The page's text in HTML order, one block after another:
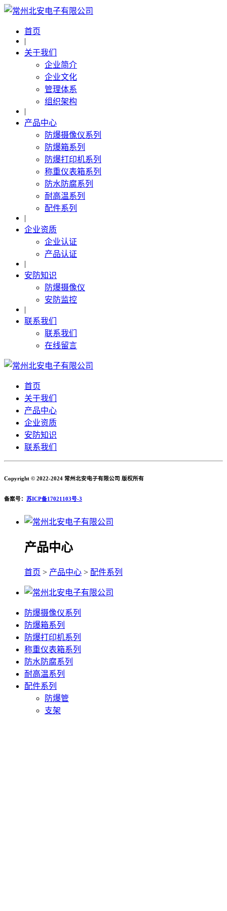
首页
|
关于我们
企业简介
企业文化
管理体系
组织架构
|
产品中心
防爆摄像仪系列
防爆箱系列
防爆打印机系列
称重仪表箱系列
防水防腐系列
耐高温系列
配件系列
|
企业资质
企业认证
产品认证
|
安防知识
防爆摄像仪
安防监控
|
联系我们
联系我们
在线留言
首页
关于我们
产品中心
企业资质
安防知识
联系我们
Copyright © 2022-2024 常州北安电子有限公司 版权所有
备案号： 苏ICP备17021103号-3
产品中心
首页 > 产品中心 > 配件系列
防爆摄像仪系列
防爆箱系列
防爆打印机系列
称重仪表箱系列
防水防腐系列
耐高温系列
配件系列
防爆管
支架